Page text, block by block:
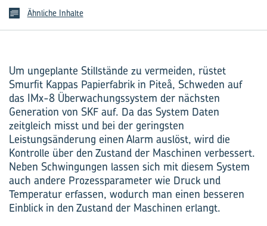
Ähnliche Inhalte
Um ungeplante Stillstände zu ­vermeiden, rüstet
Smurfit Kappas Papierfabrik in Piteå, Schweden auf
das IMx-8 Überwachungssystem der nächsten
Generation von SKF auf. Da das System Daten
zeitgleich misst und bei der geringsten
Leistungsänderung einen Alarm auslöst, wird die
Kontrolle über den Zustand der Maschinen verbessert.
Neben Schwingungen lassen sich mit diesem System
auch andere Prozessparameter wie Druck und
Temperatur erfassen, wodurch man einen besseren
Einblick in den Zustand der Maschinen erlangt.